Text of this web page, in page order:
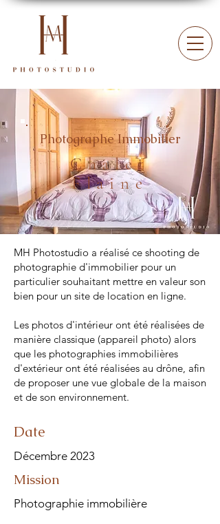
Photographe Immobilier
Chalet
Flaine
MH Photostudio a réalisé ce shooting de
photographie d'immobilier pour un
particulier souhaitant mettre en valeur son
bien pour un site de location en ligne.
Les photos d'intérieur ont été réalisées de
manière classique (appareil photo) alors
que les photographies immobilières
d'extérieur ont été réalisées au drône, afin
de proposer une vue globale de la maison
et de son environnement.
Date
Décembre 2023
Mission
Photographie immobilière